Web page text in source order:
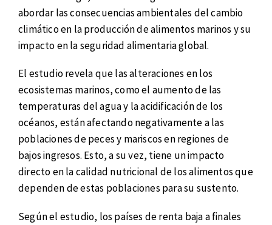
abordar las consecuencias ambientales del cambio
climático en la producción de alimentos marinos y su
impacto en la seguridad alimentaria global.
El estudio revela que las alteraciones en los
ecosistemas marinos, como el aumento de las
temperaturas del agua y la acidificación de los
océanos, están afectando negativamente a las
poblaciones de peces y mariscos en regiones de
bajos ingresos. Esto, a su vez, tiene un impacto
directo en la calidad nutricional de los alimentos que
dependen de estas poblaciones para su sustento.
Según el estudio, los países de renta baja a finales